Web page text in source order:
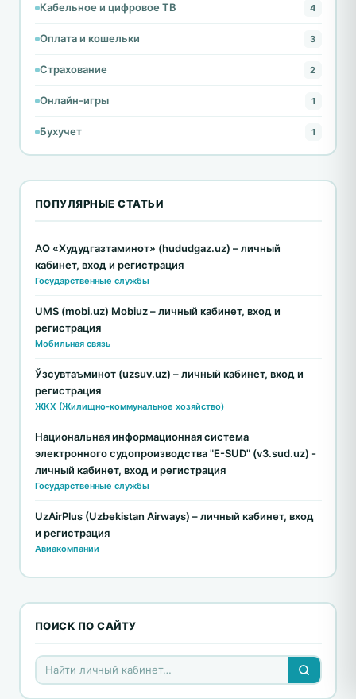
Кабельное и цифровое ТВ 4
Оплата и кошельки 3
Страхование 2
Онлайн-игры 1
Бухучет 1
ПОПУЛЯРНЫЕ СТАТЬИ
АО «Худудгазтаминот» (hududgaz.uz) – личный
кабинет, вход и регистрация
Государственные службы
UMS (mobi.uz) Mobiuz – личный кабинет, вход и
регистрация
Мобильная связь
Ўзсувтаъминот (uzsuv.uz) – личный кабинет, вход и
регистрация
ЖКХ (Жилищно-коммунальное хозяйство)
Национальная информационная система
электронного судопроизводства "E-SUD" (v3.sud.uz) -
личный кабинет, вход и регистрация
Государственные службы
UzAirPlus (Uzbekistan Airways) – личный кабинет, вход
и регистрация
Авиакомпании
ПОИСК ПО САЙТУ